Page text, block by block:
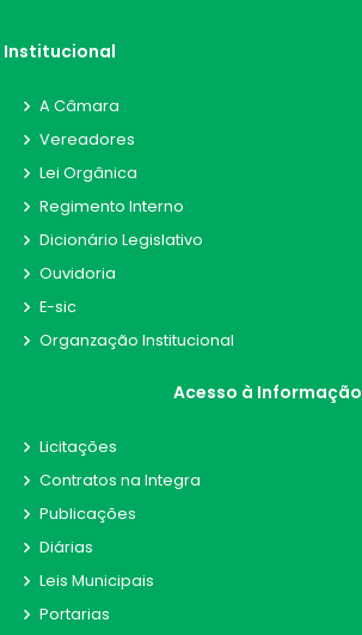
Institucional
A Câmara
Vereadores
Lei Orgânica
Regimento Interno
Dicionário Legislativo
Ouvidoria
E-sic
Organzação Institucional
Acesso à Informação
Licitações
Contratos na Integra
Publicações
Diárias
Leis Municipais
Portarias